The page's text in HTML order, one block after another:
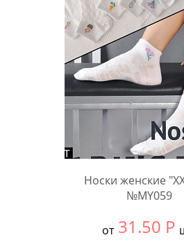
Носки женские
№MY059
от 31.50 Р